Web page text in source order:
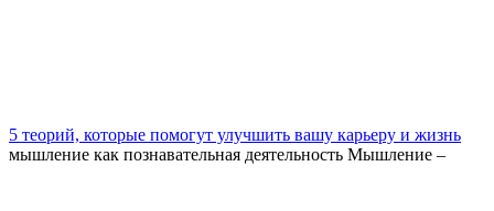
5 теорий, которые помогут улучшить вашу карьеру и жизнь
мышление как познавательная деятельность Мышление –